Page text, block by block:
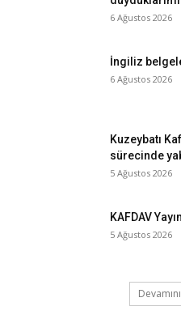
6 Ağustos 2026
İngiliz
6 Ağustos 2026
Kuzeybatı
sürecinde
5 Ağustos 2026
KAFDAV
5 Ağustos 2026